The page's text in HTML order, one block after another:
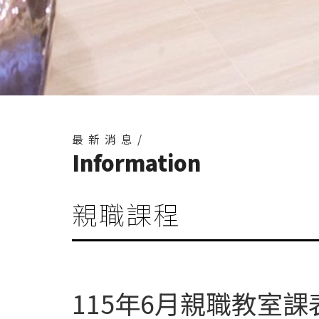
最新消息/
Information
親職課程
115年6月親職教室課